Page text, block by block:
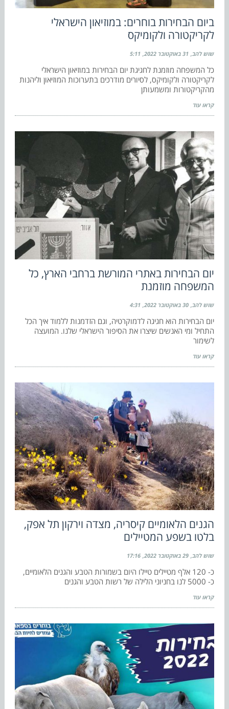
ביום הבחירות בוחרים: במוזיאון הישראלי
לקריקטורה ולקומיקס
שוש להב 31 באוקטובר 2022 5:11
כל המשפחה מוזמנת לחגיגת יום הבחירות במוזיאון הישראלי
לקריקטורה ולקומיקס, לסיורים מודרכים בתערוכות המוזיאון וליהנות
מהקריקטורות ומשמעותן
קראו עוד
יום הבחירות באתרי המורשת ברחבי הארץ, כל
המשפחה מוזמנת
שוש להב 30 באוקטובר 2022 4:31
יום הבחירות הוא חגיגה לדמוקרטיה, וגם הזדמנות ללמוד איך הכל
התחיל ומי האנשים שיצרו את הסיפור הישראלי שלנו. המועצה
לשימור
קראו עוד
הגנים הלאומיים קיסריה, מצדה וירקון תל אפק,
בלטו בשפע המטיילים
שוש להב 29 באוקטובר 2022 17:16
כ- 120 אלף מטיילים טיילו היום בשמורות הטבע והגנים הלאומיים,
כ- 5000 לנו בחניוני הלילה של רשות הטבע והגנים
קראו עוד